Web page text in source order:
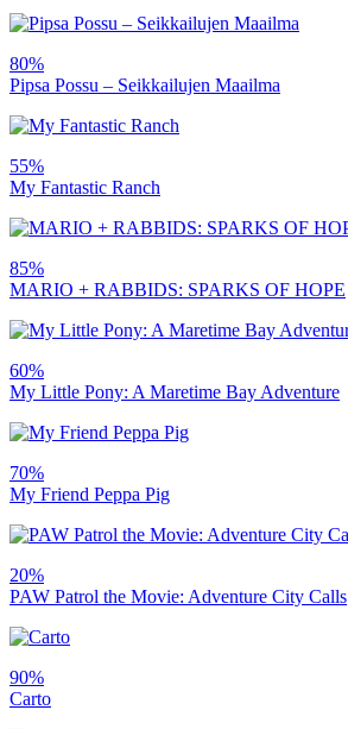
80%
Pipsa Possu – Seikkailujen Maailma
55%
My Fantastic Ranch
85%
MARIO + RABBIDS: SPARKS OF HOPE
60%
My Little Pony: A Maretime Bay Adventure
70%
My Friend Peppa Pig
20%
PAW Patrol the Movie: Adventure City Calls
90%
Carto